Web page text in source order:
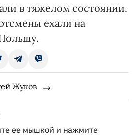
в тяжелом состоянии.
ехали на
Жуков
ее мышкой и нажмите